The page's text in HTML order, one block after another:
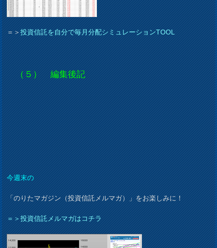
＝＞投資信託を自分で毎月分配シミュレーションTOOL
（５） 編集後記
今週末の
「のりたマガジン（投資信託メルマガ）」をお楽しみに！
＝＞投資信託メルマガはコチラ